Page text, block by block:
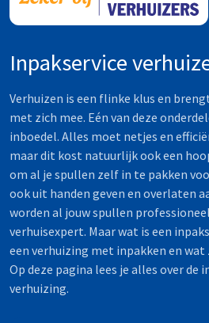
Inpakservice
Verhuizen is een flinke klus en
met zich mee. Eén van deze
inboedel. Alles moet netjes en
maar dit kost natuurlijk ook een
om al je spullen zelf in te pakken
ook uit handen geven en overlaten
worden al jouw spullen
verhuisexpert. Maar wat is een
een verhuizing met inpakken en
Op deze pagina lees je alles over de
verhuizing.